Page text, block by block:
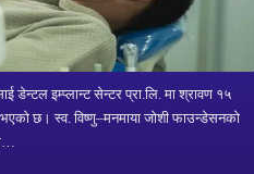
डेन्टल इम्प्लान्ट सेन्टर प्रा.लि. मा श्रावण १५
छ। स्व. विष्णु–मनमाया जोशी फाउन्डेसनको